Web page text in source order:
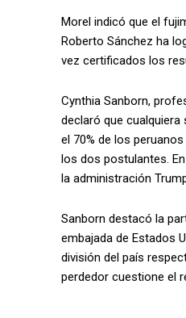
Morel indicó que el
Roberto Sánchez ha
vez certificados los
Cynthia Sanborn,
declaró que cualquiera
el 70% de los
los dos postulantes.
la administración
Sanborn destacó la
embajada de Estados
división del país
perdedor cuestione el